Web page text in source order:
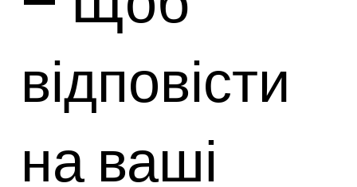
відповісти
на ваші